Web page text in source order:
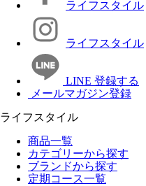
ライフスタイル
ライフスタイル
LINE 登録する
メールマガジン登録
ライフスタイル
商品一覧
カテゴリーから探す
ブランドから探す
定期コース一覧